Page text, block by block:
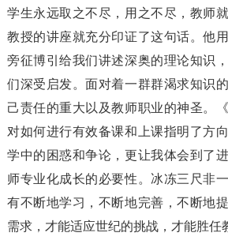
学生永远取之不尽，用之不尽，教师
教授的讲座就充分印证了这句话。他
旁征博引给我们讲述深奥的理论知识
们深受启发。面对着一群群渴求知识
己责任的重大以及教师职业的神圣。
对如何进行有效备课和上课指明了方
学中的困惑和争论，更让我体会到了
师专业化成长的必要性。冰冻三尺非
有不断地学习，不断地完善，不断地
需求，才能适应世纪的挑战，才能胜任